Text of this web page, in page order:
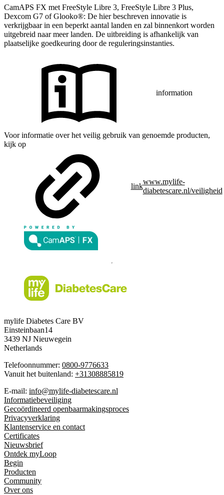
CamAPS FX met FreeStyle Libre 3, FreeStyle Libre 3 Plus,
Dexcom G7 of Glooko®: De hier beschreven innovatie is
verkrijgbaar in een beperkt aantal landen en zal binnenkort worden
uitgebreid naar meer landen. De uitbreiding is afhankelijk van
plaatselijke goedkeuring door de reguleringsinstanties.
information
Voor informatie over het veilig gebruik van genoemde producten,
kijk op
link
www.mylife-
diabetescare.nl/veiligheid
mylife Diabetes Care BV
Einsteinbaan14
3439 NJ Nieuwegein
Netherlands
Telefoonnummer: 0800-9776633
Vanuit het buitenland: +31308885819
E-mail: info@mylife-diabetescare.nl
Informatiebeveiliging
Gecoördineerd openbaarmakingsproces
Privacyverklaring
Klantenservice en contact
Certificates
Nieuwsbrief
Ontdek myLoop
Begin
Producten
Community
Over ons